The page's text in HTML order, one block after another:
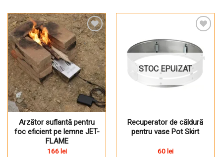
Pune în Wishlist
Arzător suflantă pentru
foc eficient pe lemne JET-
FLAME
166lei
Pune în Wishlist
STOC EPUIZAT
Recuperator de căldură
pentru vase Pot Skirt
60lei